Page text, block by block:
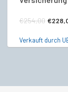
€254,00
war:
€
Verkauft durch